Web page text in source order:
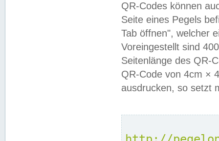
QR-Codes können
Seite eines Pegels
Tab öffnen", welcher
Voreingestellt sind
Seitenlänge des QR-
QR-Code von 4cm ×
ausdrucken, so setzt